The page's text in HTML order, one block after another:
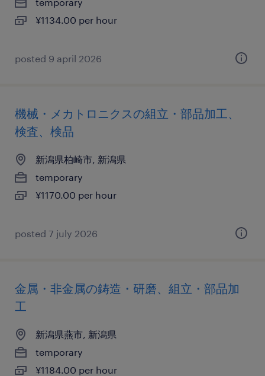
¥1134.00 per hour
posted 9 april 2026
機械・メカトロニクスの組立・部品加工、
検査、検品
新潟県柏崎市, 新潟県
temporary
¥1170.00 per hour
posted 7 july 2026
金属・非金属の鋳造・研磨、組立・部品加
工
新潟県燕市, 新潟県
temporary
¥1184.00 per hour